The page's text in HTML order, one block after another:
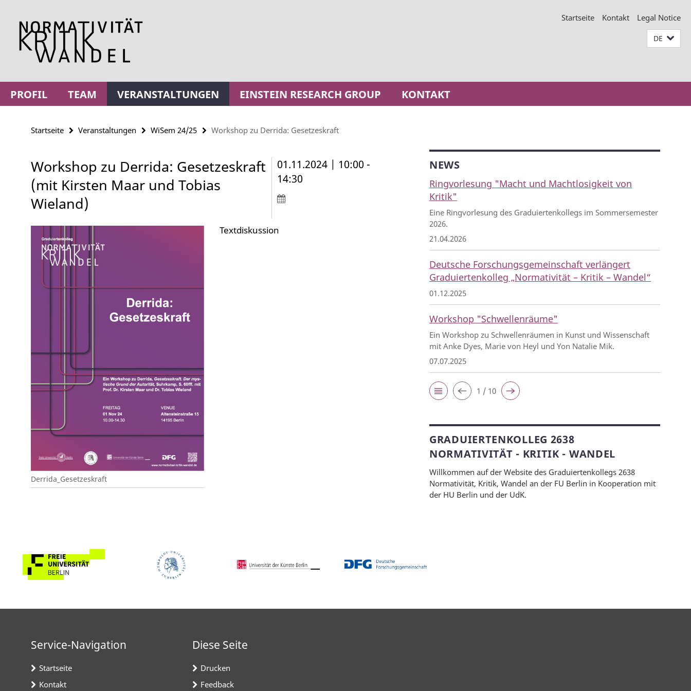
direkt
Inhalt
Service-
Navigation
Startseite Kontakt Legal Notice
DE
PROFIL TEAM VERANSTALTUNGEN EINSTEIN RESEARCH GROUP KONTAKT
Startseite Veranstaltungen WiSem 24/25 Workshop zu Derrida: Gesetzeskraft
Workshop zu Derrida: Gesetzeskraft
(mit Kirsten Maar und Tobias
Wieland)
01.11.2024 | 10:00 -
14:30
Derrida_Gesetzeskraft
Textdiskussion
NEWS
Ringvorlesung "Macht und Machtlosigkeit von
Kritik"
Eine Ringvorlesung des Graduiertenkollegs im Sommersemester
2026.
21.04.2026
Deutsche Forschungsgemeinschaft verlängert
Graduiertenkolleg „Normativität – Kritik – Wandel“
01.12.2025
Workshop "Schwellenräume"
Ein Workshop zu Schwellenräumen in Kunst und Wissenschaft
mit Anke Dyes, Marie von Heyl und Yon Natalie Mik.
07.07.2025
1 / 10
GRADUIERTENKOLLEG 2638
NORMATIVITÄT - KRITIK - WANDEL
Willkommen auf der Website des Graduiertenkollegs 2638
Normativität, Kritik, Wandel an der FU Berlin in Kooperation mit
der HU Berlin und der UdK.
Service-Navigation
Startseite
Kontakt
Diese Seite
Drucken
Feedback